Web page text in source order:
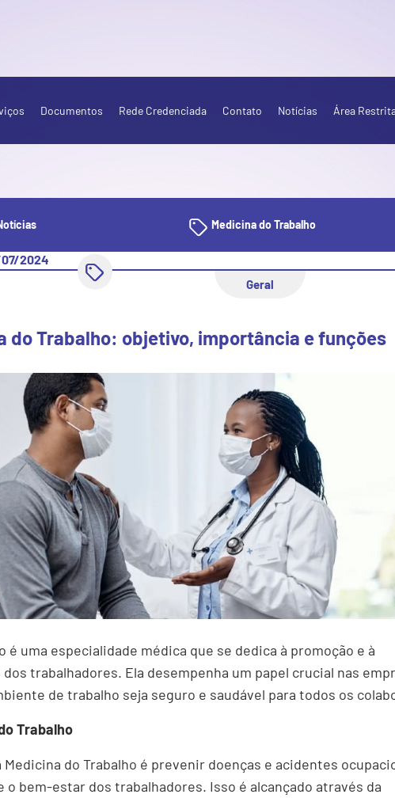
Documentos Rede Credenciada Contato Notícias Área
Medicina do Trabalho
2024
Geral
do Trabalho: objetivo, importância e funções
é uma especialidade médica que se dedica à promoção e à
trabalhadores. Ela desempenha um papel crucial nas
de trabalho seja seguro e saudável para todos os
Trabalho
do Trabalho é prevenir doenças e acidentes
o bem-estar dos trabalhadores. Isso é alcançado através da